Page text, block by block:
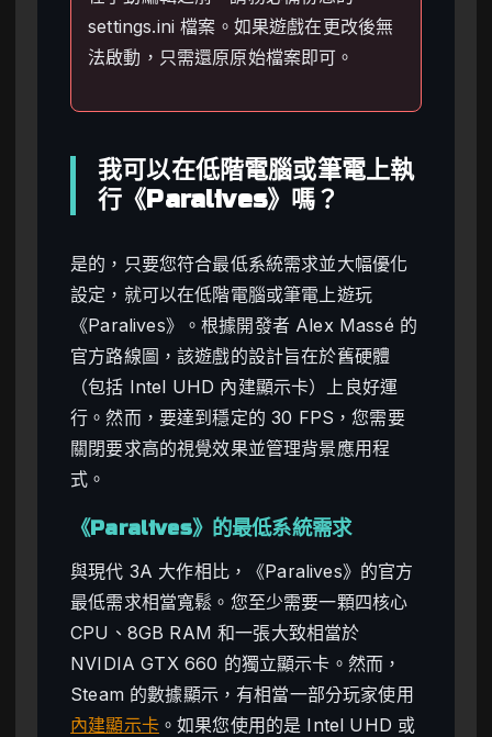
settings.ini 檔案。如果遊戲在更改後無
法啟動，只需還原原始檔案即可。
我可以在低階電腦或筆電上執
行《Paralives》嗎？
是的，只要您符合最低系統需求並大幅優化
設定，就可以在低階電腦或筆電上遊玩
《Paralives》。根據開發者 Alex Massé 的
官方路線圖，該遊戲的設計旨在於舊硬體
（包括 Intel UHD 內建顯示卡）上良好運
行。然而，要達到穩定的 30 FPS，您需要
關閉要求高的視覺效果並管理背景應用程
式。
《Paralives》的最低系統需求
與現代 3A 大作相比，《Paralives》的官方
最低需求相當寬鬆。您至少需要一顆四核心
CPU、8GB RAM 和一張大致相當於
NVIDIA GTX 660 的獨立顯示卡。然而，
Steam 的數據顯示，有相當一部分玩家使用
內建顯示卡。如果您使用的是 Intel UHD 或